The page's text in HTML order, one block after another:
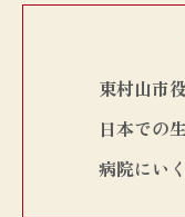
東村山市
日本での
病院にい